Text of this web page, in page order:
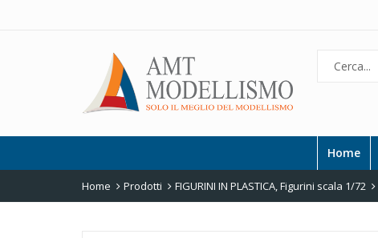
Home
Home Prodotti FIGURINI IN PLASTICA,Figurini scala 1/72